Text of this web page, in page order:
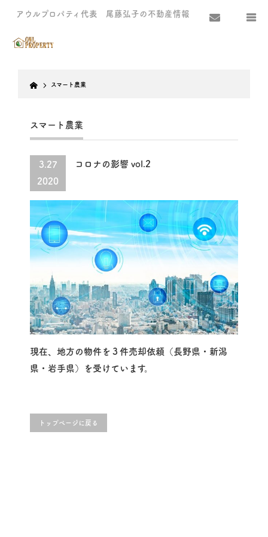
アウルプロパティ代表 尾藤弘子の不動産情報
Homeスマート農業
スマート農業
3.27
2020
コロナの影響 vol.2
現在、地方の物件を３件売却依頼（長野県・新潟
県・岩手県）を受けています。
トップページに戻る